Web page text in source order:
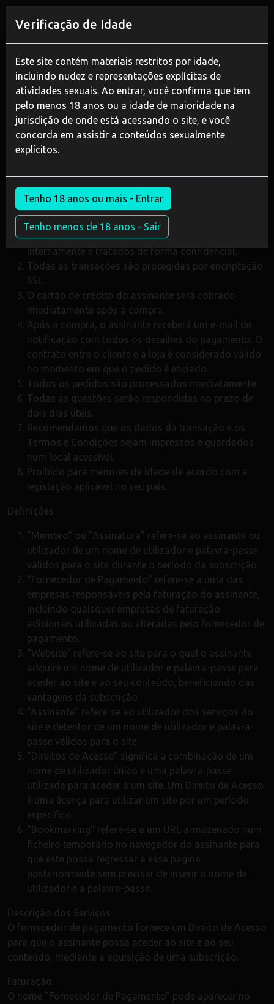
Verificação de Idade
Este site contém materiais restritos por idade,
incluindo nudez e representações explícitas de
atividades sexuais. Ao entrar, você confirma que tem
pelo menos 18 anos ou a idade de maioridade na
jurisdição de onde está acessando o site, e você
concorda em assistir a conteúdos sexualmente
explícitos.
Tenho 18 anos ou mais - Entrar
Tenho menos de 18 anos - Sair
Termos de Uso
Antes de concluir a transação do assinante, é necessário
que este leia e aceite estes termos. Ao solicitar acesso
e/ou serviços deste site, o assinante concorda com estes
termos e está legalmente vinculado a eles. Este acordo
pode ser alterado a qualquer momento. Alterações serão
assinantes sem aviso prévio.
Preâmbulo
Os dados dos assinantes serão usados apenas
internamente e tratados de forma confidencial.
Todas as transações são protegidas por encriptação
SSL.
O cartão de crédito do assinante será cobrado
imediatamente após a compra.
Após a compra, o assinante receberá um e-mail de
notificação com todos os detalhes do pagamento. O
contrato entre o cliente e a loja é considerado válido
no momento em que o pedido é enviado.
Todos os pedidos são processados imediatamente.
Todas as questões serão respondidas no prazo de
dois dias úteis.
Recomendamos que os dados da transação e os
Termos e Condições sejam impressos e guardados
num local acessível.
Proibido para menores de idade de acordo com a
legislação aplicável no seu país.
Definições
"Membro" ou "Assinatura" refere-se ao assinante ou
utilizador de um nome de utilizador e palavra-passe
válidos para o site durante o período da subscrição.
"Fornecedor de Pagamento" refere-se a uma das
empresas responsáveis pela faturação do assinante,
incluindo quaisquer empresas de faturação
adicionais utilizadas ou alteradas pelo fornecedor de
pagamento.
"Website" refere-se ao site para o qual o assinante
adquire um nome de utilizador e palavra-passe para
aceder ao site e ao seu conteúdo, beneficiando das
vantagens da subscrição.
"Assinante" refere-se ao utilizador dos serviços do
site e detentor de um nome de utilizador e palavra-
passe válidos para o site.
"Direitos de Acesso" significa a combinação de um
nome de utilizador único e uma palavra-passe
utilizada para aceder a um site. Um Direito de Acesso
é uma licença para utilizar um site por um período
específico.
"Bookmarking" refere-se a um URL armazenado num
ficheiro temporário no navegador do assinante para
que este possa regressar a essa página
posteriormente sem precisar de inserir o nome de
utilizador e a palavra-passe.
Descrição dos Serviços
O fornecedor de pagamento fornece um Direito de Acesso
para que o assinante possa aceder ao site e ao seu
conteúdo, mediante a aquisição de uma subscrição.
Faturação
O nome "Fornecedor de Pagamento" pode aparecer no